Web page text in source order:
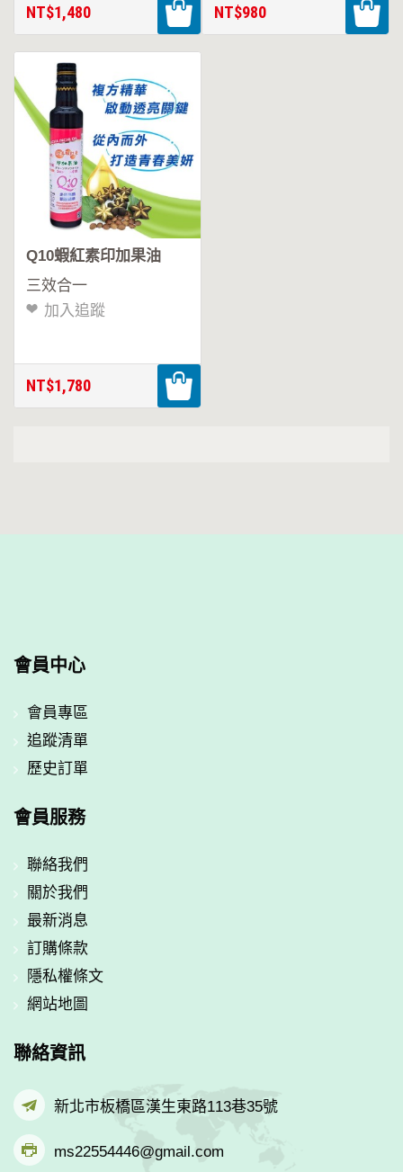
NT$1,480 NT$980
Q10蝦紅素印加果油
三效合一
加入追蹤
NT$1,780
會員中心
會員專區
追蹤清單
歷史訂單
會員服務
聯絡我們
關於我們
最新消息
訂購條款
隱私權條文
網站地圖
聯絡資訊
新北市板橋區漢生東路113巷35號
ms22554446@gmail.com